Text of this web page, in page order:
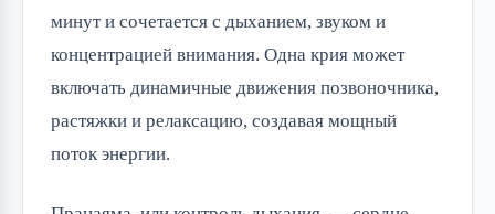
минут и сочетается с дыханием, звуком и
концентрацией внимания. Одна крия может
включать динамичные движения позвоночника,
растяжки и релаксацию, создавая мощный
поток энергии.